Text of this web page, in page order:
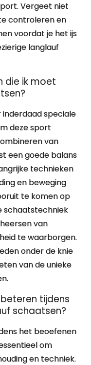
Vergeet niet
controleren en
voordat je het ijs
langlauf
die ik moet
inderdaad speciale
deze sport
van
een goede balans
technieken
en beweging
te komen op
schaatstechniek
van
te waarborgen.
onder de knie
van de unieke
tijdens
schaatsen?
het beoefenen
om
en techniek.